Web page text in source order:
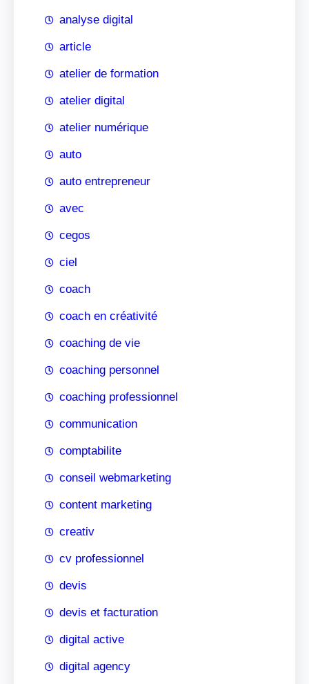
analyse digital
article
atelier de formation
atelier digital
atelier numérique
auto
auto entrepreneur
avec
cegos
ciel
coach
coach en créativité
coaching de vie
coaching personnel
coaching professionnel
communication
comptabilite
conseil webmarketing
content marketing
creativ
cv professionnel
devis
devis et facturation
digital active
digital agency